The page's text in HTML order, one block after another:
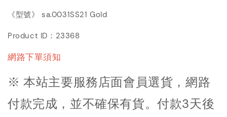
《型號》 sa.0031SS21 Gold
Product ID：23368
網路下單須知
※ 本站主要服務店面會員選貨，網路
付款完成，並不確保有貨。付款3天後